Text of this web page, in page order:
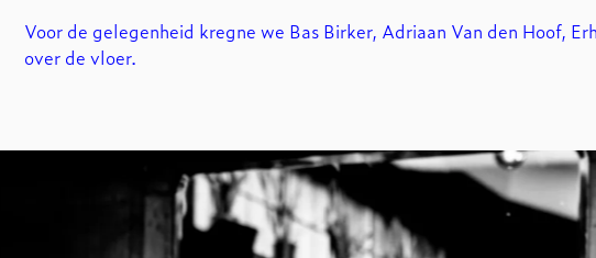
Voor de gelegenheid kregne we Bas Birker, Adriaan Van den Hoof,
over de vloer.